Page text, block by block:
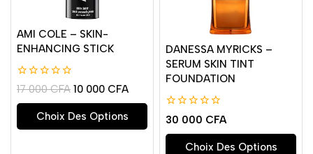
AMI COLE – SKIN-
ENHANCING STICK
0
de
5
17 000CFA 10 000 CFA
Choix Des Options
DANESSA MYRICKS –
SERUM SKIN TINT
FOUNDATION
0
de
5
30 000 CFA
Choix Des Options